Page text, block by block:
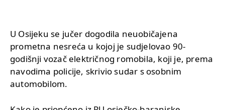
U Osijeku se jučer dogodila neuobičajena
prometna nesreća u kojoj je sudjelovao 90-
godišnji vozač električnog romobila, koji je, prema
navodima policije, skrivio sudar s osobnim
automobilom.